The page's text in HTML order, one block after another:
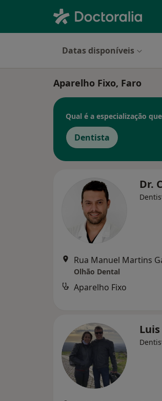
Datas disponíveis
Aparelho Fixo, Faro
Qual é a especialização
Dentista
Dr.
Olhão Dental
Aparelho Fixo